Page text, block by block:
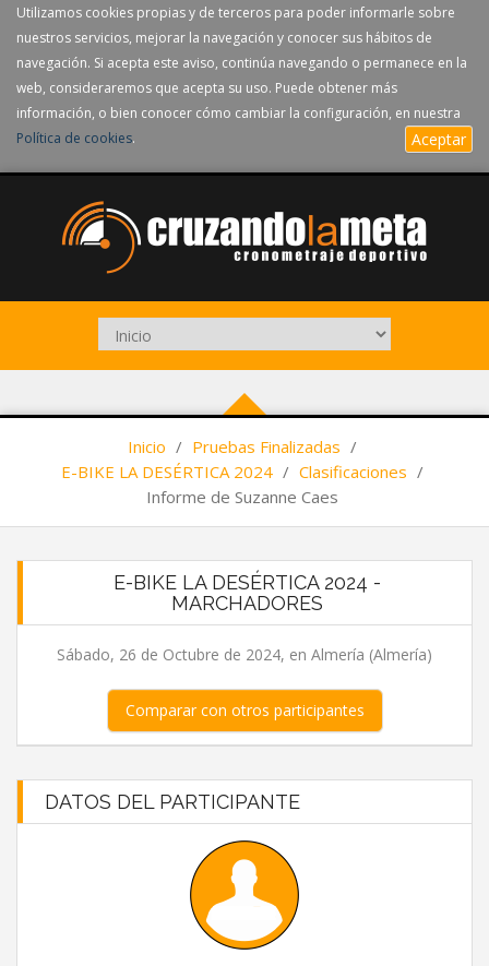
Utilizamos cookies propias y de terceros para poder informarle sobre
nuestros servicios, mejorar la navegación y conocer sus hábitos de
navegación. Si acepta este aviso, continúa navegando o permanece en la
web, consideraremos que acepta su uso. Puede obtener más
información, o bien conocer cómo cambiar la configuración, en nuestra
Política de cookies. Aceptar
Inicio / Pruebas Finalizadas /
E-BIKE LA DESÉRTICA 2024 / Clasificaciones /
Informe de Suzanne Caes
E-BIKE LA DESÉRTICA 2024 -
MARCHADORES
Sábado, 26 de Octubre de 2024, en Almería (Almería)
Comparar con otros participantes
DATOS DEL PARTICIPANTE